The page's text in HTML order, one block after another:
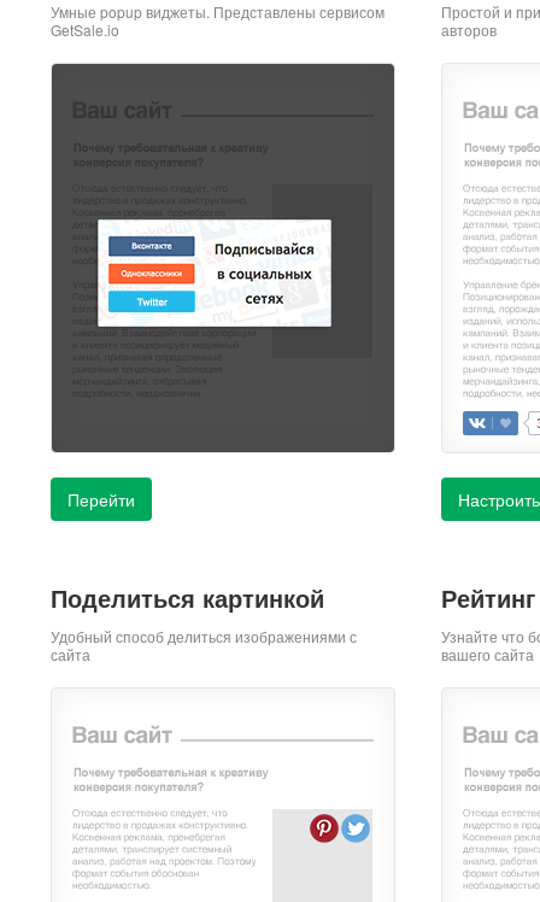
Умные popup виджеты. Представлены сервисом
GetSale.io
Перейти
Простой и
авторов
Настроить
Поделиться картинкой
Удобный способ делиться изображениями с
сайта
Узнайте что
вашего сайта